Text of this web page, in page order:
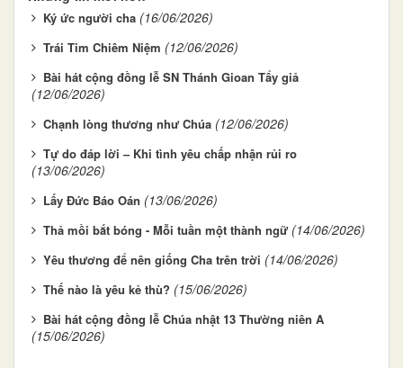
Ký ức người cha (16/06/2026)
Trái Tim Chiêm Niệm (12/06/2026)
Bài hát cộng đồng lễ SN Thánh Gioan Tẩy giả
(12/06/2026)
Chạnh lòng thương như Chúa (12/06/2026)
Tự do đáp lời – Khi tình yêu chấp nhận rủi ro
(13/06/2026)
Lấy Đức Báo Oán (13/06/2026)
Thả mồi bắt bóng - Mỗi tuần một thành ngữ (14/06/2026)
Yêu thương để nên giống Cha trên trời (14/06/2026)
Thế nào là yêu kẻ thù? (15/06/2026)
Bài hát cộng đồng lễ Chúa nhật 13 Thường niên A
(15/06/2026)